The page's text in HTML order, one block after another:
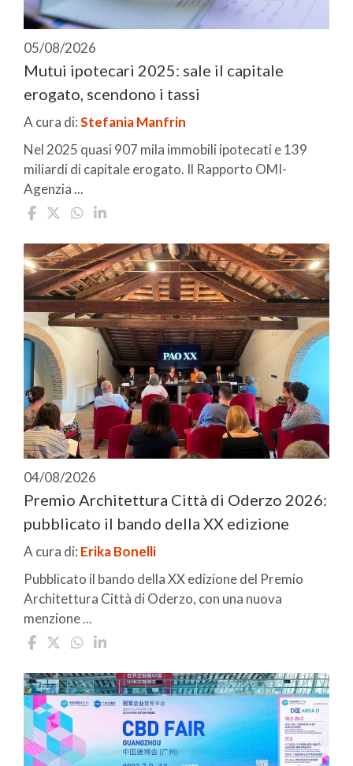
05/08/2026
Mutui ipotecari 2025: sale il capitale
erogato, scendono i tassi
A cura di:Stefania Manfrin
Nel 2025 quasi 907 mila immobili ipotecati e 139
miliardi di capitale erogato. Il Rapporto OMI-
Agenzia ...
04/08/2026
Premio Architettura Città di Oderzo 2026:
pubblicato il bando della XX edizione
A cura di: Erika Bonelli
Pubblicato il bando della XX edizione del Premio
Architettura Città di Oderzo, con una nuova
menzione ...